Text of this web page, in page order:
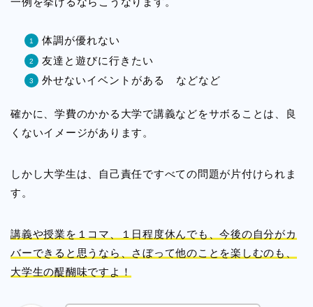
体調が優れない
友達と遊びに行きたい
外せないイベントがある などなど
確かに、学費のかかる大学で講義などをサボることは、良
くないイメージがあります。
しかし大学生は、自己責任ですべての問題が片付けられま
す。
講義や授業を１コマ、１日程度休んでも、今後の自分がカ
バーできると思うなら、さぼって他のことを楽しむのも、
大学生の醍醐味ですよ！